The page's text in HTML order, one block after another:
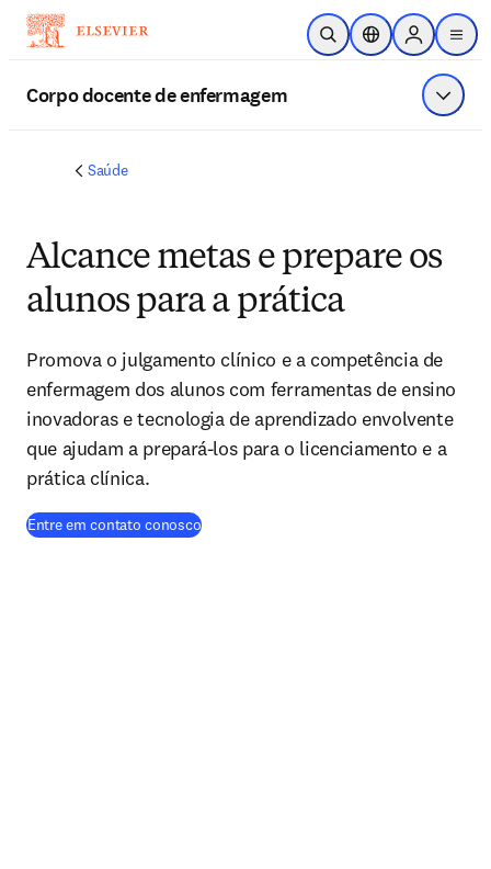
Ir para o conteúdo principal
Pesquisa aberta
Seletor deSign in to
menu
Corpo docente de enfermagem Exibir
Saúde
Alcance metas e prepare os
alunos para a prática
Promova o julgamento clínico e a competência de
enfermagem dos alunos com ferramentas de ensino
inovadoras e tecnologia de aprendizado envolvente
que ajudam a prepará-los para o licenciamento e a
prática clínica.
Entre em contato conosco(